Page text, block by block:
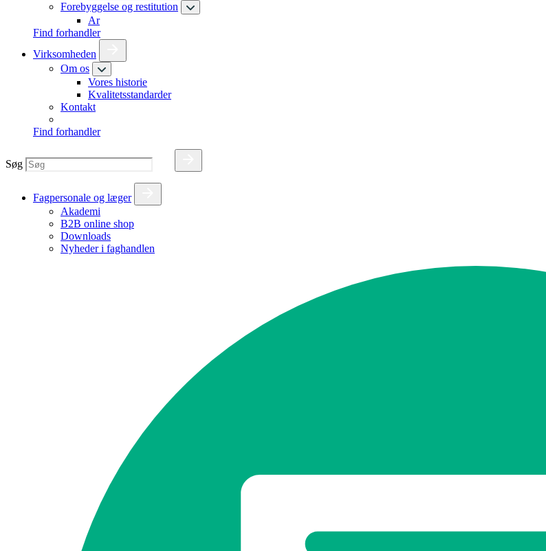
Forebyggelse og restitution
Ar
Find forhandler
Virksomheden
Om os
Vores historie
Kvalitetsstandarder
Kontakt
Find forhandler
Søg
Fagpersonale og læger
Akademi
B2B online shop
Downloads
Nyheder i faghandlen